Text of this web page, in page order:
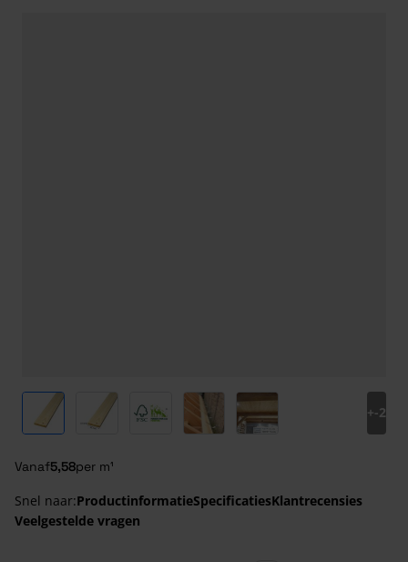
View larger imageView larger image
View larger image
View larger imageView larger image
+-2
Vanaf5,58per m¹
Snel naar:ProductinformatieSpecificatiesKlantrecensies
Veelgestelde vragen